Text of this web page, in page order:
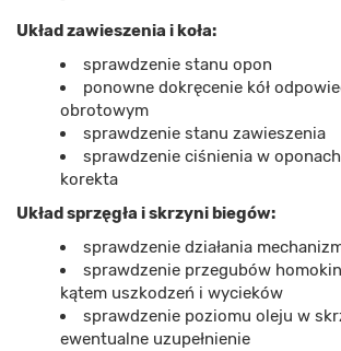
Układ zawieszenia i koła:
sprawdzenie stanu opon
ponowne dokręcenie kół
obrotowym
sprawdzenie stanu zawieszenia
sprawdzenie ciśnienia w
korekta
Układ sprzęgła i skrzyni biegów:
sprawdzenie działania
sprawdzenie przegubów
kątem uszkodzeń i wycieków
sprawdzenie poziomu oleju w
ewentualne uzupełnienie